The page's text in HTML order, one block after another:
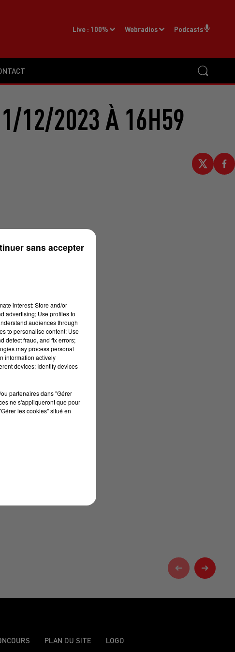
Live : 100% Webradios Podcasts
12/2023 À 16H59
PLAN DU SITE LOGO
interest: Store and/or
advertising; Use profiles to
audiences through
to personalise content; Use
detect fraud, and fix errors;
may process personal
information actively
devices; Identify devices
partenaires dans "Gérer
ne s'appliqueront que pour
les cookies" situé en
sans accepter